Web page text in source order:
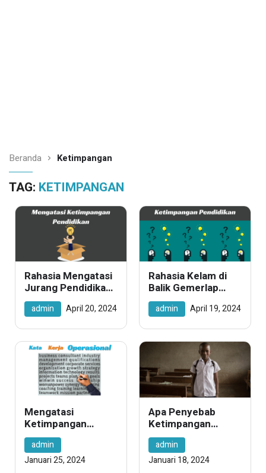
Beranda Ketimpangan
TAG: KETIMPANGAN
Rahasia Mengatasi
Jurang Pendidikan:
Temukan Langkah-
Langkah
Kesuksesan!
admin April 20, 2024
Rahasia Kelam di
Balik Gemerlap
Pendidikan:
Membelah
admin April 19, 2024
Mengatasi
Ketimpangan
Penggunaan Kata
Kerja Operasional
admin
Januari 25, 2024
Apa Penyebab
Ketimpangan
Pendidikan
admin
Januari 18, 2024